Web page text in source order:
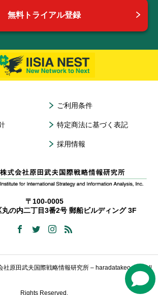
無料トライアル登録
ご利用条件
特定商法に基づく表記
採用情報
〒100-0005
の内二丁目3番2号 郵船ビルディング 3F
社原田武夫国際戦略情報研究所 – haradatakeo.com All
Rights Reserved.